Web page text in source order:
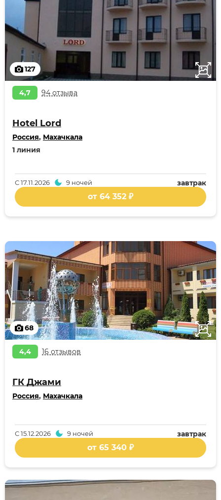
127
4,7 94 отзыва
Hotel Lord
Россия, Махачкала
1 линия
завтрак
С17.11.2026 9 ночей
от 64 352 ₽
68
4,4 16 отзывов
ГК Джами
Россия, Махачкала
завтрак
С15.12.2026 9 ночей
от 65 340 ₽